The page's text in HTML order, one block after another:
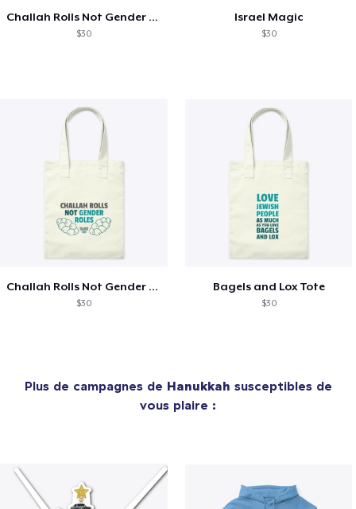
Challah Rolls Not Gender Roles
$30
Israel Magic
$30
Challah Rolls Not Gender Rolls
$30
Bagels and Lox Tote
$30
Plus de campagnes de Hanukkah susceptibles de
vous plaire :